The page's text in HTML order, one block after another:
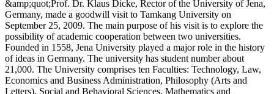
&amp;quot;Prof. Dr. Klaus Dicke, Rector of the University of Jena,
Germany, made a goodwill visit to Tamkang University on
September 25, 2009. The main purpose of his visit is to explore the
possibility of academic cooperation between two universities.
Founded in 1558, Jena University played a major role in the history
of ideas in Germany. The university has student number about
21,000. The University comprises ten Faculties: Technology, Law,
Economics and Business Administration, Philosophy (Arts and
Letters), Social and Behavioral Sciences, Mathematics and